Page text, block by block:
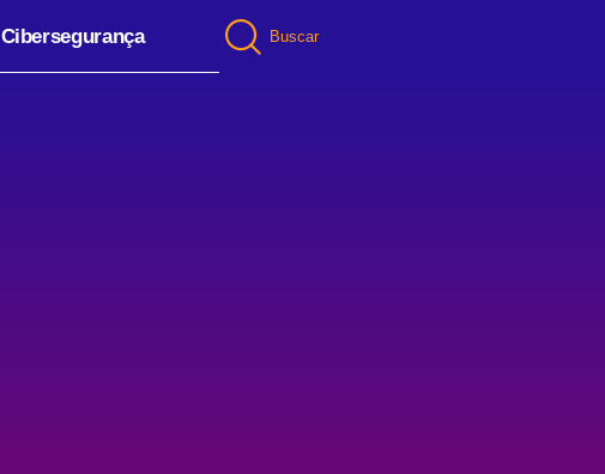
Cibersegurança Buscar